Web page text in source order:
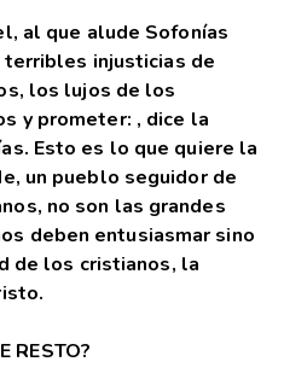
al que alude Sofonías
injusticias de
los lujos de los
y prometer: , dice la
Esto es lo que quiere la
un pueblo seguidor de
no son las grandes
deben entusiasmar sino
de los cristianos, la
RESTO?